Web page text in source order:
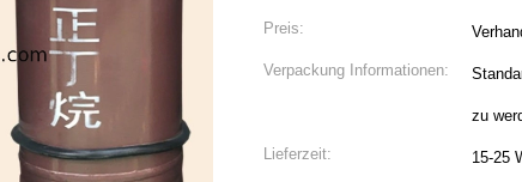
Preis:
Verpackung Informationen:
zu
Lieferzeit: 15-25